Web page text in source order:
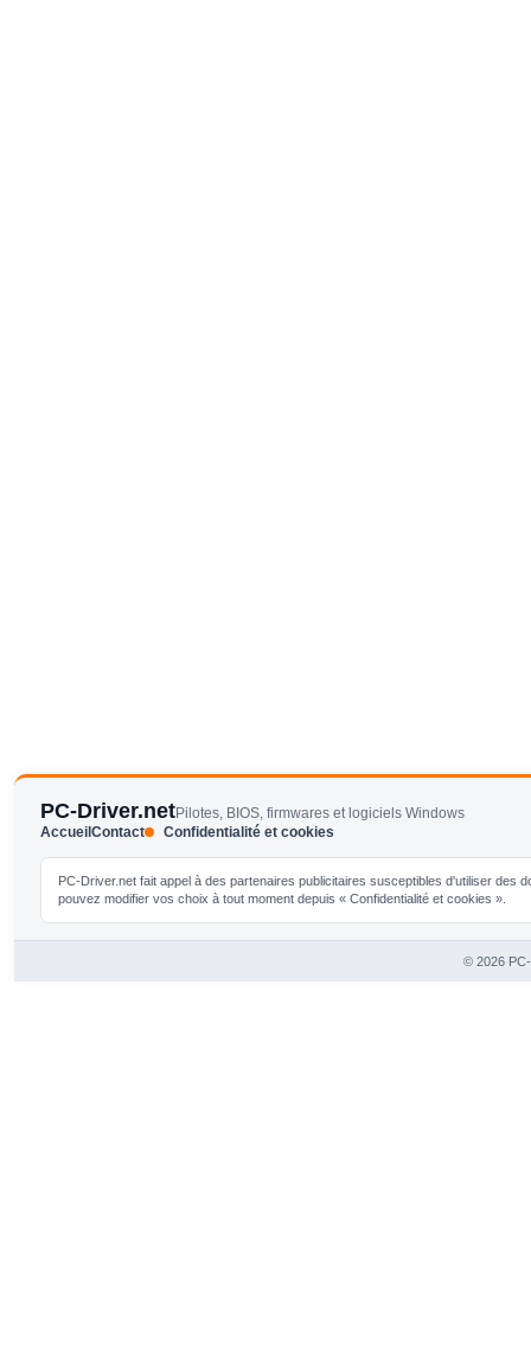
PC-Driver.netPilotes, BIOS, firmwares et logiciels Windows
AccueilContact Confidentialité et cookies
PC-Driver.net fait appel à des partenaires publicitaires susceptibles d'utiliser
pouvez modifier vos choix à tout moment depuis « Confidentialité et cookies ».
© 2026